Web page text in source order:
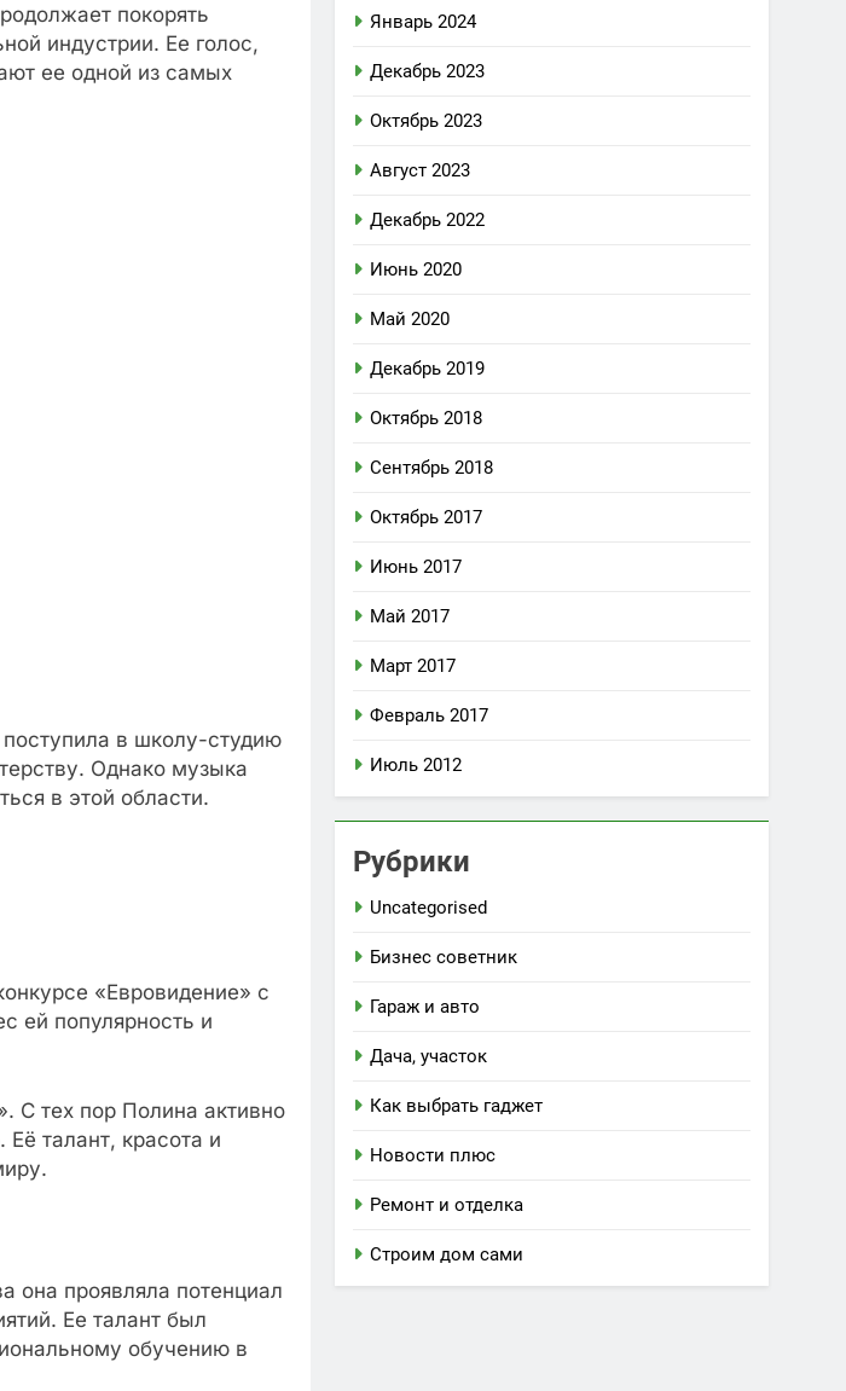
покорять
индустрии. Ее голос,
ее одной из самых
в школу-студию
Однако музыка
в этой области.
«Евровидение» с
ей популярность и
С тех пор Полина активно
талант, красота и
она проявляла потенциал
Ее талант был
обучению в
Январь 2024
Декабрь 2023
Октябрь 2023
Август 2023
Декабрь 2022
Июнь 2020
Май 2020
Декабрь 2019
Октябрь 2018
Сентябрь 2018
Октябрь 2017
Июнь 2017
Май 2017
Март 2017
Февраль 2017
Июль 2012
Рубрики
Uncategorised
Бизнес советник
Гараж и авто
Дача, участок
Как выбрать гаджет
Новости плюс
Ремонт и отделка
Строим дом сами